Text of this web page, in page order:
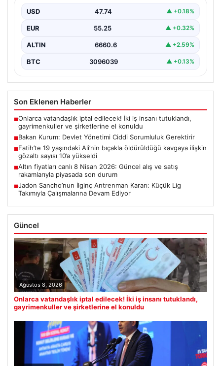
Kurum, gerçekleştirdiği konuşmada devlet yönetiminin
ve büyük…
USD 47.74 ▲ +0.18%
EUR 55.25 ▲ +0.32%
ALTIN 6660.6 ▲ +2.59%
BTC 3096039 ▲ +0.13%
Son Eklenen Haberler
■Onlarca vatandaşlık iptal edilecek! İki iş insanı tutuklandı,
gayrimenkuller ve şirketlerine el konuldu
■Bakan Kurum: Devlet Yönetimi Ciddi Sorumluluk Gerektirir
■Fatih’te 19 yaşındaki Ali’nin bıçakla öldürüldüğü kavgaya ilişkin
gözaltı sayısı 10’a yükseldi
■Altın fiyatları canlı 8 Nisan 2026: Güncel alış ve satış
rakamlarıyla piyasada son durum
■Jadon Sancho’nun İlginç Antrenman Kararı: Küçük Lig
Takımıyla Çalışmalarına Devam Ediyor
Güncel
Ağustos 8, 2026
Onlarca vatandaşlık iptal edilecek! İki iş insanı tutuklandı,
gayrimenkuller ve şirketlerine el konuldu